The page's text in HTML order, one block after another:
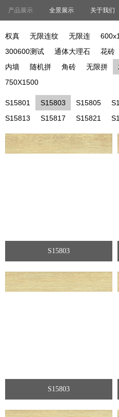
产品展示 全景展示 关于我们
权真 无限连纹 无限连
300600测试
通体大理石 花砖
内墙
随机拼 角砖 无限拼
750X1500
S15801 S15803 S15805
S15813
S15817 S15821
S15803
S15803